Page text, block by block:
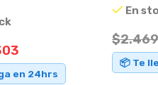
en 24hrs
En
$2.469
📦 Te